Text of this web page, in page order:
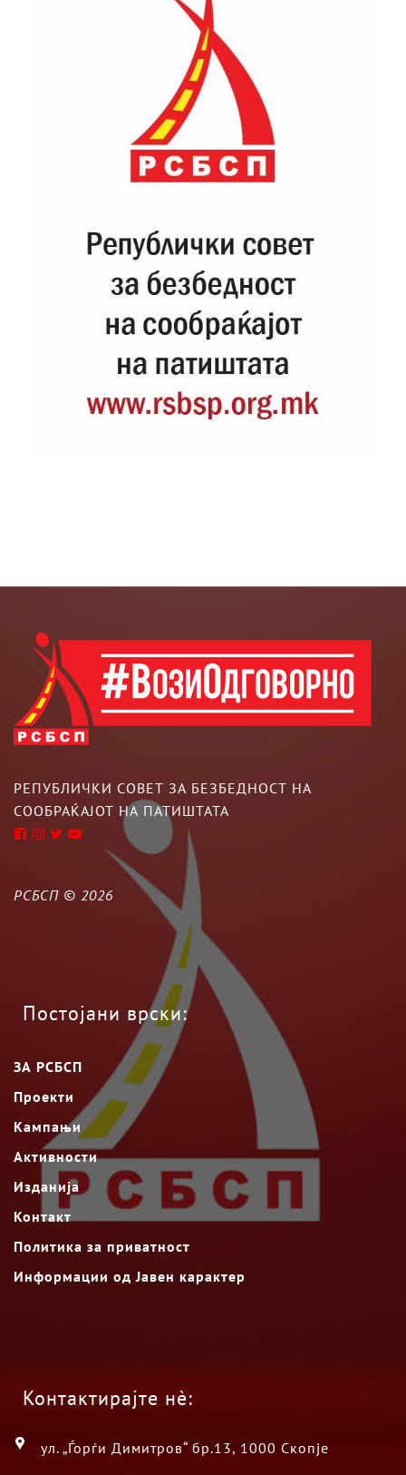
РЕПУБЛИЧКИ СОВЕТ ЗА БЕЗБЕДНОСТ НА
СООБРАЌАЈОТ НА ПАТИШТАТА
РСБСП © 2026
Постојани врски:
ЗА РСБСП
Проекти
Кампањи
Активности
Изданија
Контакт
Политика за приватност
Информации од Јавен карактер
Контактирајте нè:
ул. „Ѓорѓи Димитров“ бр.13, 1000 Скопје